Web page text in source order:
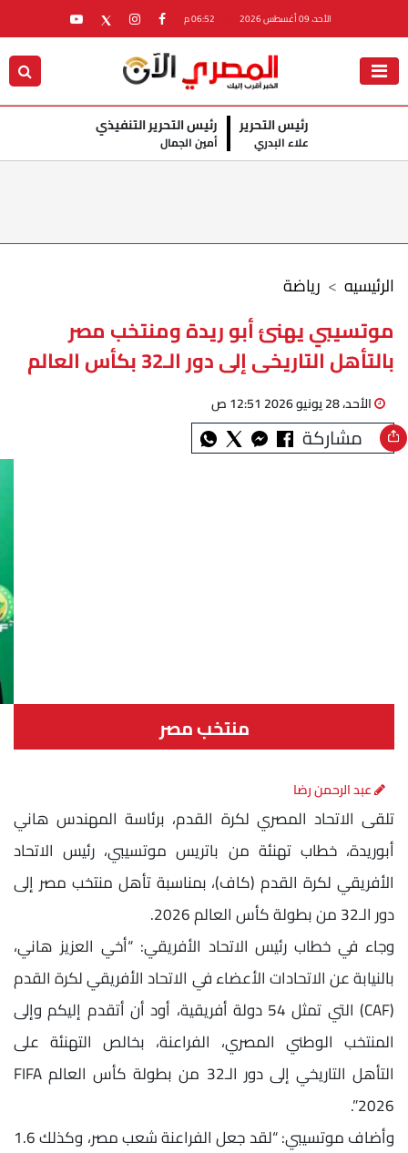
الأحد، 09 أغسطس 2026
رئيس التحرير
علاء البدري
رئيس التحرير التنفيذي
أمين الجمال
رياضة الرئيسيه
موتسيبي يهنئ أبو ريدة ومنتخب مصر
بالتأهل التاريخى إلى دور الـ32 بكأس العالم
الأحد، 28 يونيو 2026 12:51 ص
مشاركة
منتخب مصر
عبد الرحمن رضا
تلقى الاتحاد المصري لكرة القدم، برئاسة المهندس هاني
أبوريدة، خطاب تهنئة من باتريس موتسيبي، رئيس الاتحاد
الأفريقي لكرة القدم (كاف)، بمناسبة تأهل منتخب مصر إلى
دور الـ32 من بطولة كأس العالم 2026.
وجاء في خطاب رئيس الاتحاد الأفريقي: “أخي العزيز هاني،
بالنيابة عن الاتحادات الأعضاء في الاتحاد الأفريقي لكرة القدم
(CAF) التي تمثل 54 دولة أفريقية، أود أن أتقدم إليكم وإلى
المنتخب الوطني المصري، الفراعنة، بخالص التهنئة على
التأهل التاريخي إلى دور الـ32 من بطولة كأس العالم FIFA
2026”.
وأضاف موتسيبي: “لقد جعل الفراعنة شعب مصر، وكذلك 1.6